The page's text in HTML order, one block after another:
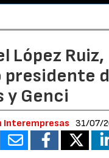
López Ruiz,
presidente
y Genci
Interempresas 31/07/